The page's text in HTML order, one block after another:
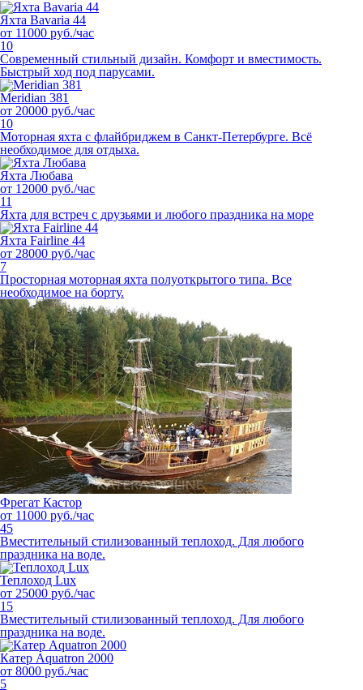
Яхта Bavaria 44
от 11000 руб./час
10
Современный стильный дизайн. Комфорт и вместимость.
Быстрый ход под парусами.
Meridian 381
от 20000 руб./час
10
Моторная яхта с флайбриджем в Санкт-Петербурге. Всё
необходимое для отдыха.
Яхта Любава
от 12000 руб./час
11
Яхта для встреч с друзьями и любого праздника на море
Яхта Fairline 44
от 28000 руб./час
7
Просторная моторная яхта полуоткрытого типа. Все
необходимое на борту.
Фрегат Кастор
от 11000 руб./час
45
Вместительный стилизованный теплоход. Для любого
праздника на воде.
Теплоход Lux
от 25000 руб./час
15
Вместительный стилизованный теплоход. Для любого
праздника на воде.
Катер Aquatron 2000
от 8000 руб./час
5